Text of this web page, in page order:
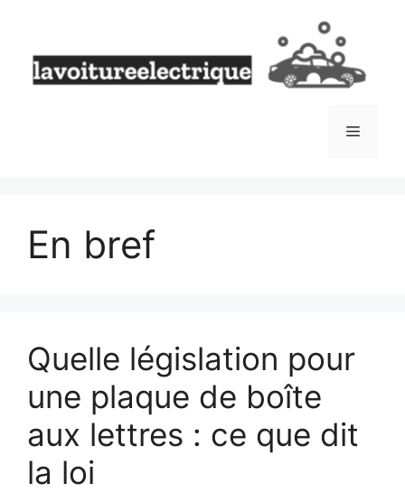
contenu
Menu
En bref
Quelle législation pour
une plaque de boîte
aux lettres : ce que dit
la loi